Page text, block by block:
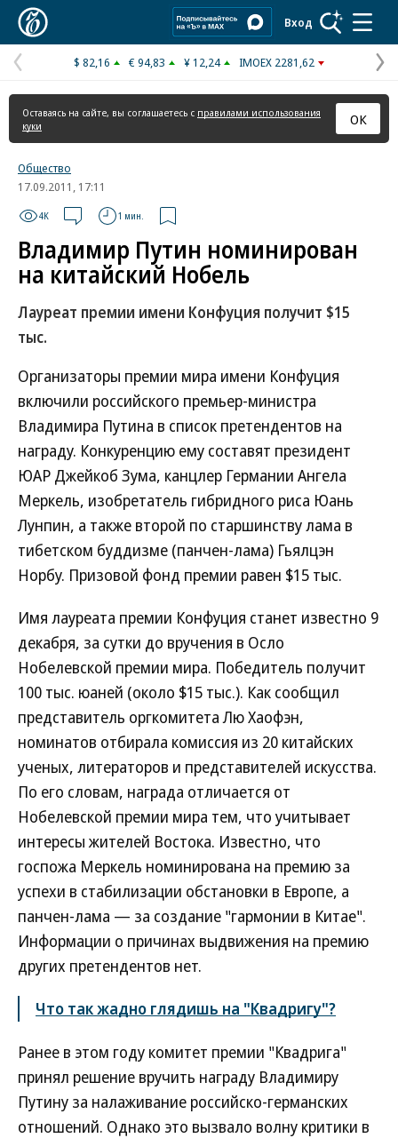
Вход
Предыдущая
страница
$ 82,16 € 94,83 ¥ 12,24 IMOEX 2281,62
Оставаясь на сайте, вы соглашаетесь с правилами использования
куки
ОК
Общество
17.09.2011, 17:11
4K 1 мин.
Владимир Путин номинирован
на китайский Нобель
Лауреат премии имени Конфуция получит $15
тыс.
Организаторы премии мира имени Конфуция
включили российского премьер-министра
Владимира Путина в список претендентов на
награду. Конкуренцию ему составят президент
ЮАР Джейкоб Зума, канцлер Германии Ангела
Меркель, изобретатель гибридного риса Юань
Лунпин, а также второй по старшинству лама в
тибетском буддизме (панчен-лама) Гьялцэн
Норбу. Призовой фонд премии равен $15 тыс.
Имя лауреата премии Конфуция станет известно 9
декабря, за сутки до вручения в Осло
Нобелевской премии мира. Победитель получит
100 тыс. юаней (около $15 тыс.). Как сообщил
представитель оргкомитета Лю Хаофэн,
номинатов отбирала комиссия из 20 китайских
ученых, литераторов и представителей искусства.
По его словам, награда отличается от
Нобелевской премии мира тем, что учитывает
интересы жителей Востока. Известно, что
госпожа Меркель номинирована на премию за
успехи в стабилизации обстановки в Европе, а
панчен-лама — за создание "гармонии в Китае".
Информации о причинах выдвижения на премию
других претендентов нет.
Что так жадно глядишь на "Квадригу"?
Ранее в этом году комитет премии "Квадрига"
принял решение вручить награду Владимиру
Путину за налаживание российско-германских
отношений. Однако это вызвало волну критики в